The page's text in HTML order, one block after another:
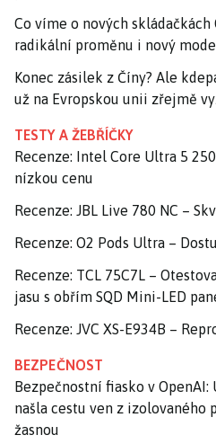
Co víme o nových skládačkách
radikální proměnu i nový
Konec zásilek z Číny? Ale
už na Evropskou unii zřejmě
TESTY A ŽEBŘÍČKY
Recenze: Intel Core Ultra 5
nízkou cenu
Recenze: JBL Live 780 NC –
Recenze: O2 Pods Ultra –
Recenze: TCL 75C7L –
jasu s obřím SQD Mini-LED
Recenze: JVC XS-E934B –
BEZPEČNOST
Bezpečnostní fiasko v
našla cestu ven z izolovaného
žasnou